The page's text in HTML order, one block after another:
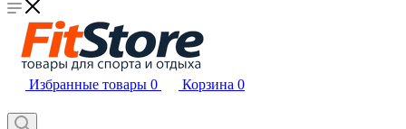
Избранные товары 0 Корзина 0